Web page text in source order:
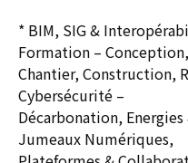
* BIM, SIG &
Formation – Conception,
Chantier, Construction,
Cybersécurité –
Décarbonation,
Jumeaux Numériques,